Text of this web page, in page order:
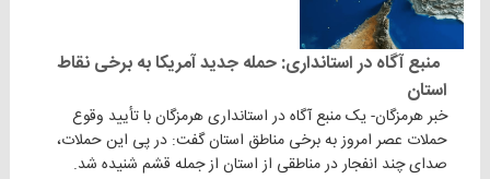
منبع آگاه در استانداری: حمله جدید آمریکا به برخی نقاط
استان
خبر هرمزگان- یک منبع آگاه در استانداری هرمزگان با تأیید وقوع
حملات عصر امروز به برخی مناطق استان گفت: در پی این حملات،
صدای چند انفجار در مناطقی از استان از جمله قشم شنیده شد.